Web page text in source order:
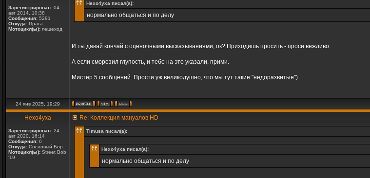
Зарегистрирован: 04
авг 2014, 10:38
Сообщения: 5291
Откуда: Прага
Мотоцикл(ы): пешеход
Hexo4yxa писал(а):
нормально общаться и по делу
И ты давай кончай с оценочными высказываниями, ок? Приходишь просить - проси вежливо.
А если сморозил глупость, и тебе на это указали, прими.
Мистер 5 сообщений. Прости уж великодушно, что мы тут такие "недоразвитые")
24 янв 2025, 19:29
Hexo4yxa
Зарегистрирован: 24
авг 2020, 16:14
Сообщения: 6
Откуда: Сосновый Бор
Мотоцикл(ы): Street Bob
'19
Re: Коллекция мануалов HD
Timusa писал(а):
Hexo4yxa писал(а):
нормально общаться и по делу